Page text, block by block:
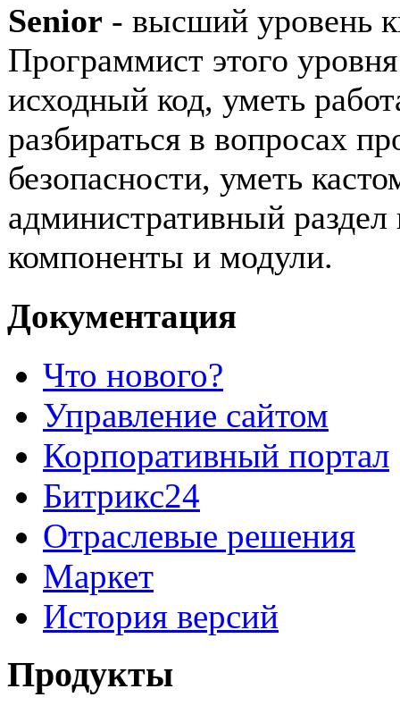
Senior - высший уровень
Программист этого
исходный код, уметь
разбираться в вопросах
безопасности, уметь
административный раздел
компоненты и модули.
Документация
Что нового?
Управление сайтом
Корпоративный портал
Битрикс24
Отраслевые решения
Маркет
История версий
Продукты